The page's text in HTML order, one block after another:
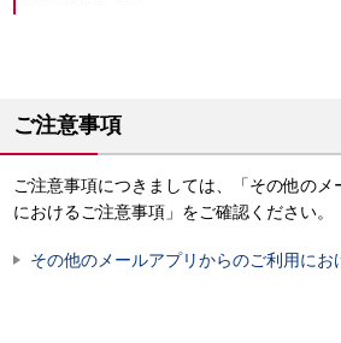
ご注意事項
ご注意事項につきましては、「その他のメ
におけるご注意事項」をご確認ください。
その他のメールアプリからのご利用にお